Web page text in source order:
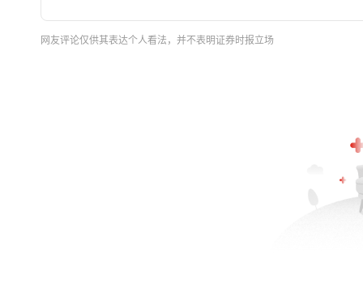
网友评论仅供其表达个人看法，并不表明证券时报立场